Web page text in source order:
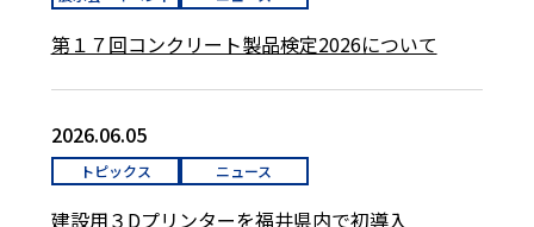
第１７回コンクリート製品検定2026について
2026.06.05
トピックス ニュース
建設用３Dプリンターを福井県内で初導入